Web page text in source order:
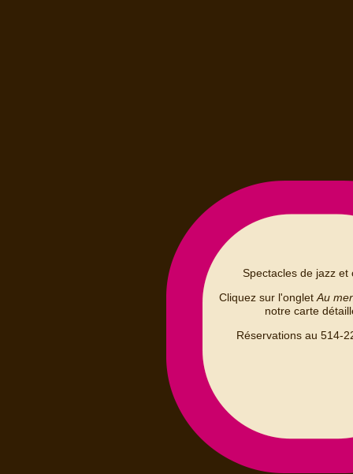
Spectacles de jazz et
Cliquez sur l'onglet Au
notre carte
Réservations au 514-